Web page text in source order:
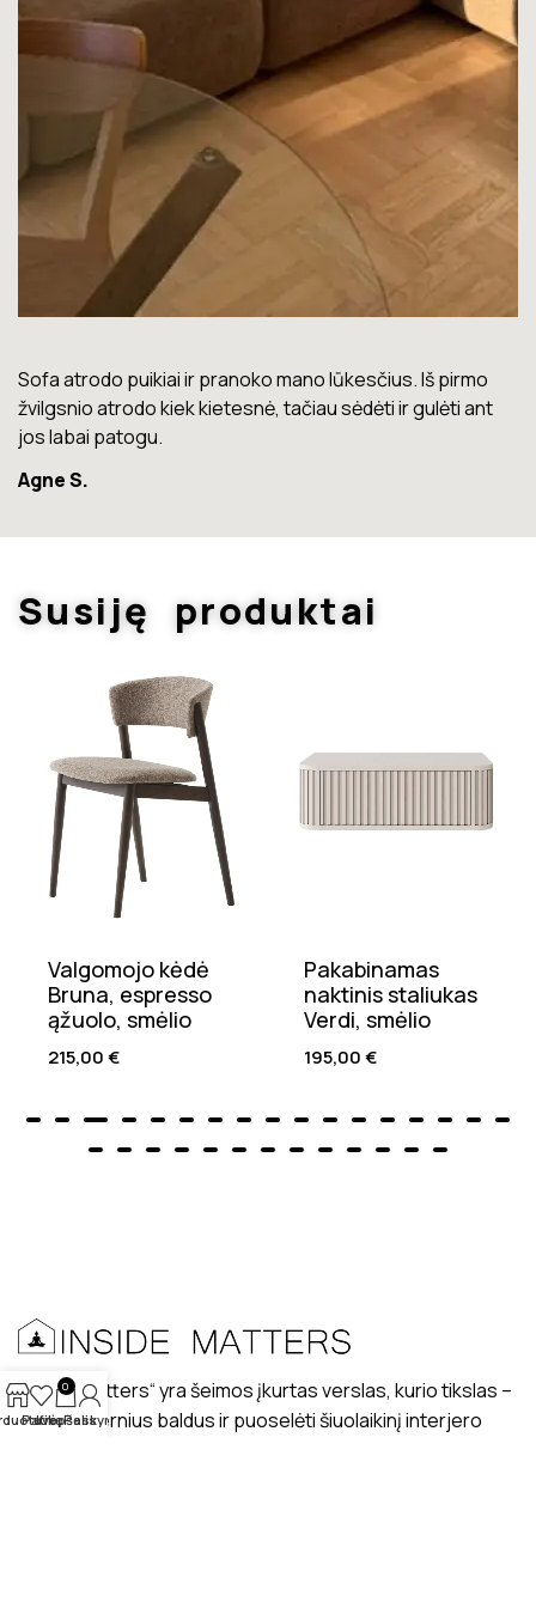
Lova labai gera. Šiuo metu neturiu jokių nusiskundimų.
Marius T.
Susiję produktai
Valgomojo kėdė
Bruna, espresso
ąžuolo, smėlio
215,00€
Pakabinamas
naktinis staliukas
Verdi, smėlio
195,00€
„Inside matters“ yra šeimos įkurtas verslas, kurio tikslas –
kurti modernius baldus ir puoselėti šiuolaikinį interjero
Patikę
0
Krepšelis
Paskyra